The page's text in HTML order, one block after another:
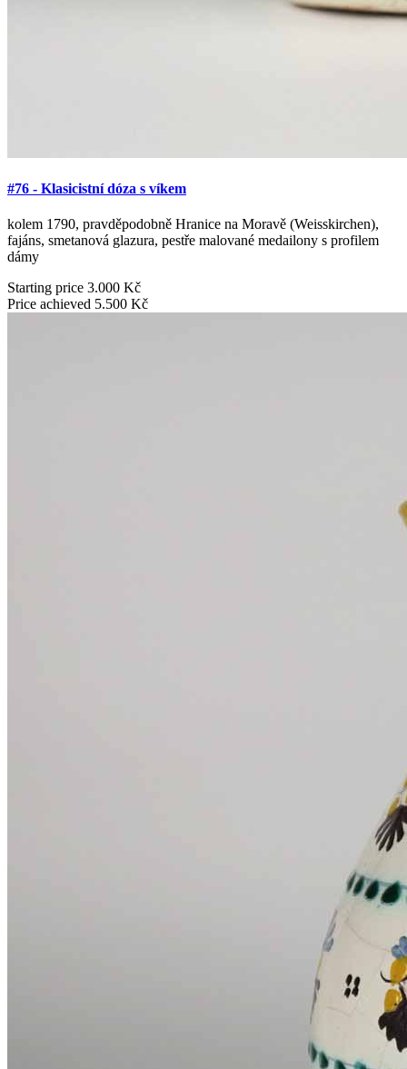
#76 - Klasicistní dóza s víkem
kolem 1790, pravděpodobně Hranice na Moravě (Weisskirchen),
fajáns, smetanová glazura, pestře malované medailony s profilem
dámy
Starting price 3.000 Kč
Price achieved 5.500 Kč